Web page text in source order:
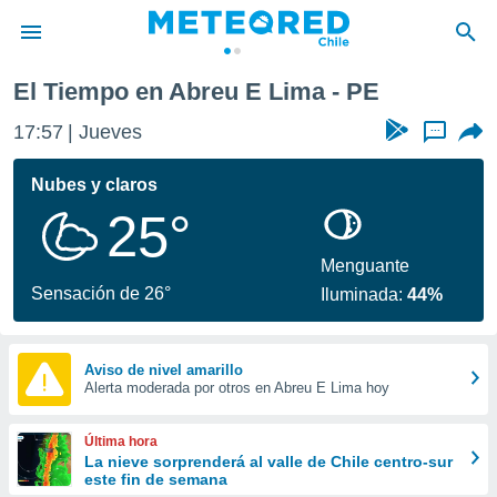
de
por
se
calidad.
a este
las
y
forma
digital
basada
El Tiempo en Abreu E Lima - PE
17:57 Jueves ...
Nubes y claros
25°
Sensación de 26°
Menguante
Iluminada:44%
Aviso de nivel amarillo
Alerta moderada por otros en Abreu E Lima hoy
Última hora
La nieve sorprenderá al valle de Chile centro-sur
este fin de semana